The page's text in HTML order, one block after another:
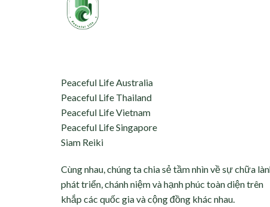
Peaceful Life Australia
Peaceful Life Thailand
Peaceful Life Vietnam
Peaceful Life Singapore
Siam Reiki
Cùng nhau, chúng ta chia sẻ tầm nhìn về sự chữa
phát triển, chánh niệm và hạnh phúc toàn diện trên
khắp các quốc gia và cộng đồng khác nhau.